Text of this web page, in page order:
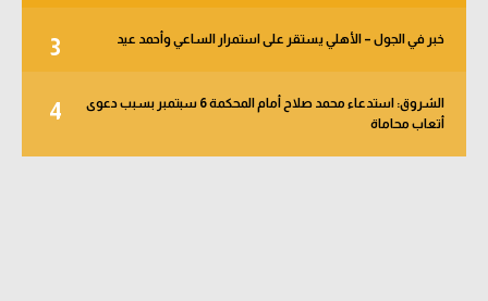
3 خبر في الجول – الأهلي يستقر على استمرار الساعي وأحمد عيد
4
الشروق: استدعاء محمد صلاح أمام المحكمة 6 سبتمبر بسبب دعوى
أتعاب محاماة